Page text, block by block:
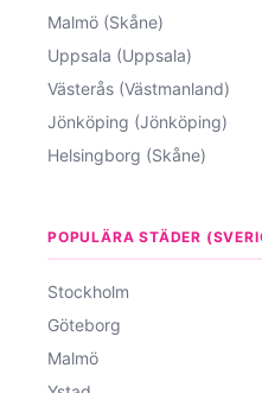
Malmö (Skåne)
Uppsala (Uppsala)
Västerås (Västmanland)
Jönköping (Jönköping)
Helsingborg (Skåne)
POPULÄRA STÄDER
Stockholm
Göteborg
Malmö